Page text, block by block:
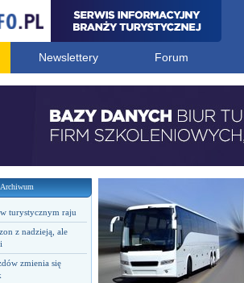
Newslettery Forum
Archiwum
turystycznym raju
z nadzieją, ale
zmienia się